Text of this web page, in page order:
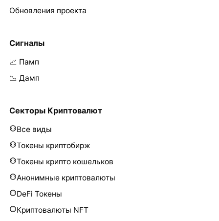
Обновления проекта
Сигналы
📈 Памп
📉 Дамп
Секторы Криптовалют
Все виды
Токены криптобирж
Токены крипто кошельков
Анонимные криптовалюты
DeFi Токены
Криптовалюты NFT